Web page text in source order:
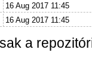
16 Aug 2017 11:45
16 Aug 2017 11:45
a